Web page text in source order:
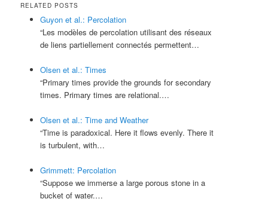
RELATED POSTS
Guyon et al.: Percolation
“Les modèles de percolation utilisant des réseaux
de liens partiellement connectés permettent…
Olsen et al.: Times
“Primary times provide the grounds for secondary
times. Primary times are relational.…
Olsen et al.: Time and Weather
“Time is paradoxical. Here it flows evenly. There it
is turbulent, with…
Grimmett: Percolation
“Suppose we immerse a large porous stone in a
bucket of water.…